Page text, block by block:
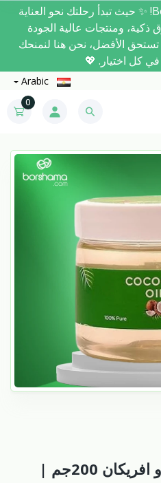
مرحبًا بك في Borshama.com! ✨ حيث تبدأ رحلتك نحو العناية
ذكية، ومنتجات عالية الجودة
تستحق الأفضل، نحن هنا لنمنحك
في كل اختيار. 💖
0
زيت جوز الهند من رو افريكان 200جم |